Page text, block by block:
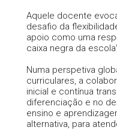
Aquele docente
desafio da
apoio como uma
caixa negra da
Numa perspetiva
curriculares, a
inicial e contínua
diferenciação e no
ensino e
alternativa, para